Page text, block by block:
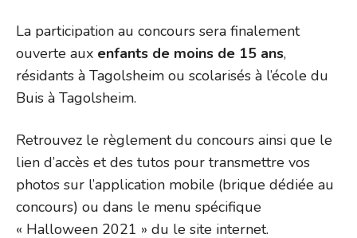
La participation au concours sera finalement
ouverte aux enfants de moins de 15 ans,
résidants à Tagolsheim ou scolarisés à l’école du
Buis à Tagolsheim.
Retrouvez le règlement du concours ainsi que le
lien d’accès et des tutos pour transmettre vos
photos sur l’application mobile (brique dédiée au
concours) ou dans le menu spécifique
« Halloween 2021 » du le site internet.